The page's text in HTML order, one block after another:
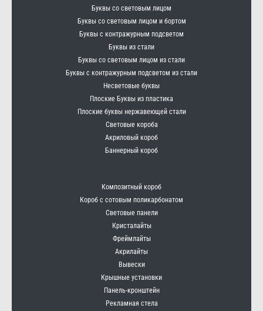
Буквы со световым лицом
Буквы со световым лицом и бортом
Буквы с контражурным подсветом
Буквы из стали
Буквы со световым лицом из стали
Буквы с контражурным подсветом из стали
Несветовые буквы
Плоские Буквы из пластика
Плоские буквы нержавеющей стали
Световые короба
Акриловый короб
Баннерный короб
Композитный короб
Короб с сотовым поликарбонатом
Световые панели
Кристалайты
Фреймлайты
Акрилайты
Вывески
Крышные установки
Панель-кронштейн
Рекламная стела